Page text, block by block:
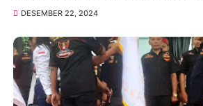
DESEMBER 22, 2024